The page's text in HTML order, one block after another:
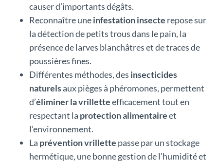
causer d’importants dégâts.
Reconnaître uneinfestation insecte repose sur
la détection de petits trous dans le pain, la
présence de larves blanchâtres et de traces de
poussières fines.
Différentes méthodes, des insecticides
naturelsaux pièges à phéromones, permettent
d’éliminer la vrilletteefficacement tout en
respectant la protection alimentaireet
l’environnement.
La prévention vrillette passe par un stockage
hermétique, une bonne gestion de l’humidité et